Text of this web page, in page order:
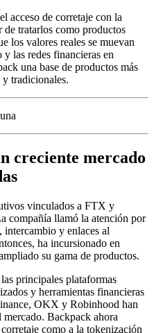
acceso de corretaje con la
tratarlos como productos
los valores reales se muevan
las redes financieras en
una base de productos más
tradicionales.
creciente mercado
vinculados a FTX y
compañía llamó la atención por
intercambio y enlaces al
ha incursionado en
su gama de productos.
principales plataformas
y herramientas financieras
OKX y Robinhood han
Backpack ahora
como a la tokenización